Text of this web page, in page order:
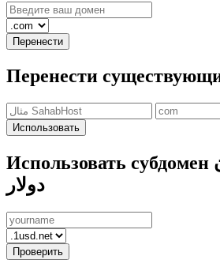
Перенести
Перенести
Использовать
Использовать субдомен استضافة ون
دولار
Проверить